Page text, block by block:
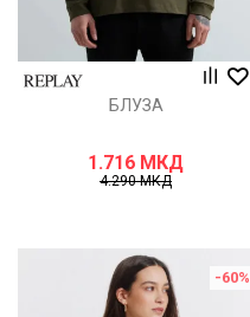
БЛУЗА
1.716 МКД
4.290МКД
-60%